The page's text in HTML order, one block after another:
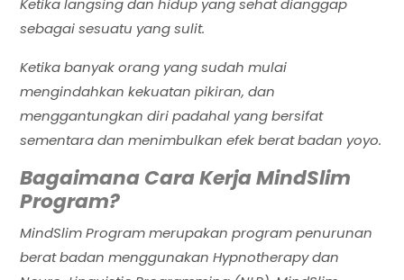
Ketika langsing dan hidup yang sehat dianggap
sebagai sesuatu yang sulit.
Ketika banyak orang yang sudah mulai
mengindahkan kekuatan pikiran, dan
menggantungkan diri padahal yang bersifat
sementara dan menimbulkan efek berat badan yoyo.
Bagaimana Cara Kerja MindSlim
Program?
MindSlim Program merupakan program penurunan
berat badan menggunakan Hypnotherapy dan